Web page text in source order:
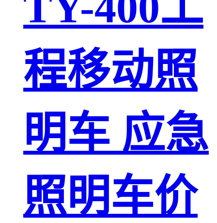
程移动照
明车 应急
照明车价